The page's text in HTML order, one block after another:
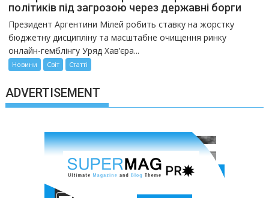
політиків під загрозою через державні борги
Президент Аргентини Мілей робить ставку на жорстку
бюджетну дисципліну та масштабне очищення ринку
онлайн-гемблінгу Уряд Хав’єра...
Новини Світ Статті
ADVERTISEMENT